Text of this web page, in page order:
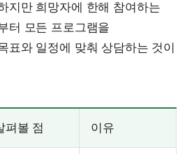
지만 희망자에 한해 참여하는
터 모든 프로그램을
표와 일정에 맞춰 상담하는 것이
펴볼 점 이유